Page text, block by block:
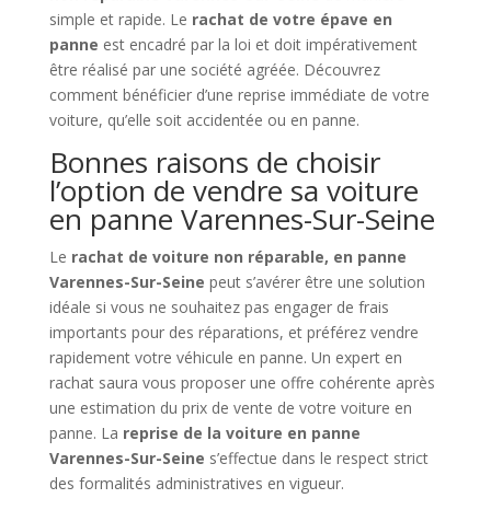
simple et rapide. Le rachat de votre épave en
panne est encadré par la loi et doit impérativement
être réalisé par une société agréée. Découvrez
comment bénéficier d’une reprise immédiate de votre
voiture, qu’elle soit accidentée ou en panne.
Bonnes raisons de choisir
l’option de vendre sa voiture
en panne Varennes-Sur-Seine
Le rachat de voiture non réparable, en panne
Varennes-Sur-Seine peut s’avérer être une solution
idéale si vous ne souhaitez pas engager de frais
importants pour des réparations, et préférez vendre
rapidement votre véhicule en panne. Un expert en
rachat saura vous proposer une offre cohérente après
une estimation du prix de vente de votre voiture en
panne. La reprise de la voiture en panne
Varennes-Sur-Seine s’effectue dans le respect strict
des formalités administratives en vigueur.